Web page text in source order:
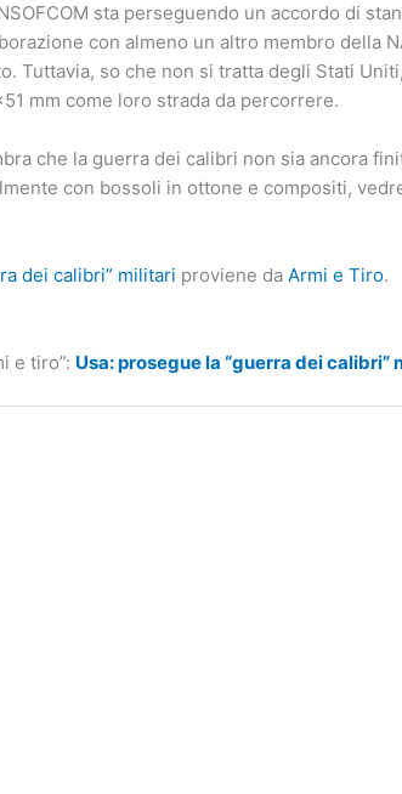
sta perseguendo un accordo di
con almeno un altro membro della
Tuttavia, so che non si tratta degli Stati
mm come loro strada da percorrere.
che la guerra dei calibri non sia ancora
con bossoli in ottone e compositi,
dei calibri” militari proviene da Armi e Tiro.
e tiro”: Usa: prosegue la “guerra dei calibri”